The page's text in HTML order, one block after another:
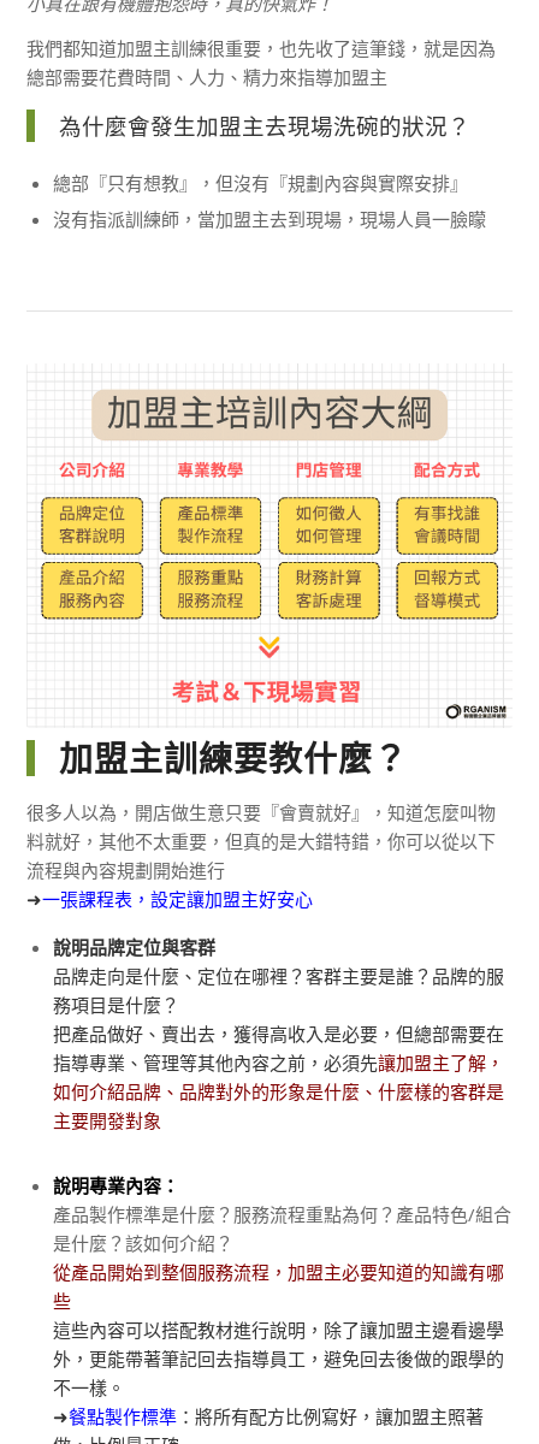
我們都知道加盟主訓練很重要，也先收了這筆錢，就是因為
總部需要花費時間、人力、精力來指導加盟主
為什麼會發生加盟主去現場洗碗的狀況？
總部『只有想教』，但沒有『規劃內容與實際安排』
沒有指派訓練師，當加盟主去到現場，現場人員一臉矇
加盟主訓練要教什麼？
很多人以為，開店做生意只要『會賣就好』，知道怎麼叫物
料就好，其他不太重要，但真的是大錯特錯，你可以從以下
流程與內容規劃開始進行
➜一張課程表，設定讓加盟主好安心
說明品牌定位與客群
品牌走向是什麼、定位在哪裡？客群主要是誰？品牌的服
務項目是什麼？
把產品做好、賣出去，獲得高收入是必要，但總部需要在
指導專業、管理等其他內容之前，必須先讓加盟主了解，
如何介紹品牌、品牌對外的形象是什麼、什麼樣的客群是
主要開發對象
說明專業內容：
產品製作標準是什麼？服務流程重點為何？產品特色/組合
是什麼？該如何介紹？
從產品開始到整個服務流程，加盟主必要知道的知識有哪
些
這些內容可以搭配教材進行說明，除了讓加盟主邊看邊學
外，更能帶著筆記回去指導員工，避免回去後做的跟學的
不一樣。
➜餐點製作標準 ：將所有配方比例寫好，讓加盟主照著